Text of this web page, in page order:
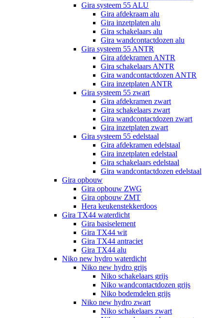
Gira systeem 55 ALU
Gira afdekraam alu
Gira inzetplaten alu
Gira schakelaars alu
Gira wandcontactdozen alu
Gira systeem 55 ANTR
Gira afdekramen ANTR
Gira schakelaars ANTR
Gira wandcontactdozen ANTR
Gira inzetplaten ANTR
Gira systeem 55 zwart
Gira afdekramen zwart
Gira schakelaars zwart
Gira wandcontactdozen zwart
Gira inzetplaten zwart
Gira systeem 55 edelstaal
Gira afdekramen edelstaal
Gira inzetplaten edelstaal
Gira schakelaars edelstaal
Gira wandcontactdozen edelstaal
Gira opbouw
Gira opbouw ZWG
Gira opbouw ZMT
Hera keukenstekkerdoos
Gira TX44 waterdicht
Gira basiselement
Gira TX44 wit
Gira TX44 antraciet
Gira TX44 alu
Niko new hydro waterdicht
Niko new hydro grijs
Niko schakelaars grijs
Niko wandcontactdozen grijs
Niko bodemdelen grijs
Niko new hydro zwart
Niko schakelaars zwart